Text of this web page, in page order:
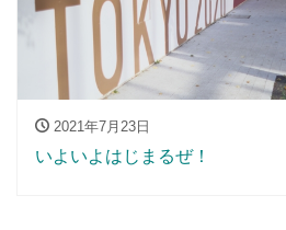
2021年7月23日
いよいよはじまるぜ！